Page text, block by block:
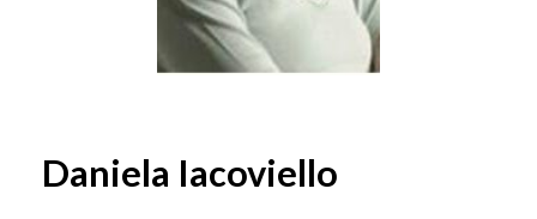
Daniela Iacoviello